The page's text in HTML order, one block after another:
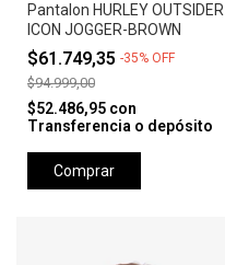
Pantalon HURLEY OUTSIDER
ICON JOGGER-BROWN
$61.749,35 -35% OFF
$94.999,00
$52.486,95 con
Transferencia o depósito
Comprar